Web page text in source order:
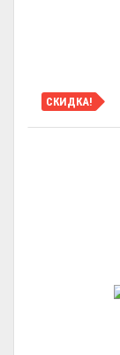
СКИДКА!